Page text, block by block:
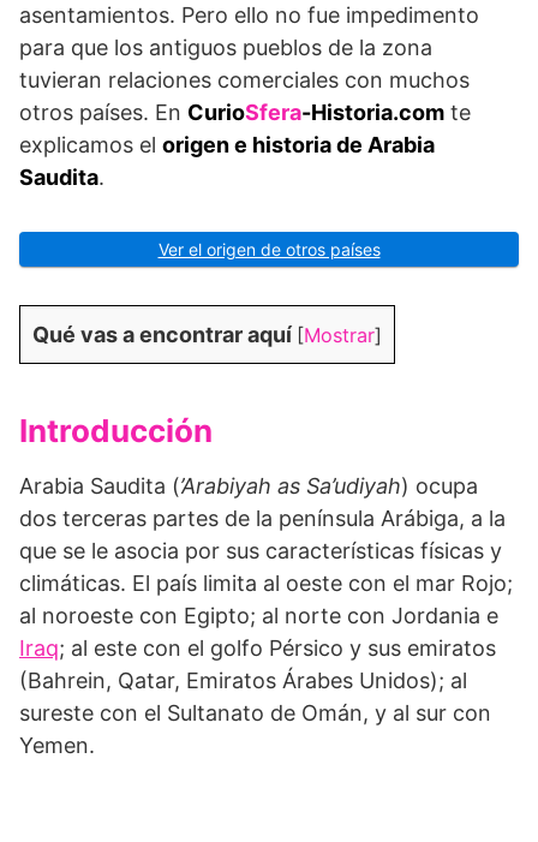
asentamientos. Pero ello no fue impedimento
para que los antiguos pueblos de la zona
tuvieran relaciones comerciales con muchos
otros países. En CurioSfera-Historia.com te
explicamos el origen e historia de Arabia
Saudita.
Ver el origen de otros países
Qué vas a encontrar aquí [Mostrar]
Introducción
Arabia Saudita (’Arabiyah as Sa’udiyah) ocupa
dos terceras partes de la península Arábiga, a la
que se le asocia por sus características físicas y
climáticas. El país limita al oeste con el mar Rojo;
al noroeste con Egipto; al norte con Jordania e
Iraq; al este con el golfo Pérsico y sus emiratos
(Bahrein, Qatar, Emiratos Árabes Unidos); al
sureste con el Sultanato de Omán, y al sur con
Yemen.